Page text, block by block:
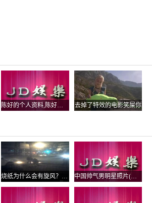
陈好的个人资料,陈好个人资料简介图片 去掉了特效的电影笑屎你
烧纸为什么会有旋风？为什么不能回头？ 中国帅气男明星照片(中国超帅男明星图片)